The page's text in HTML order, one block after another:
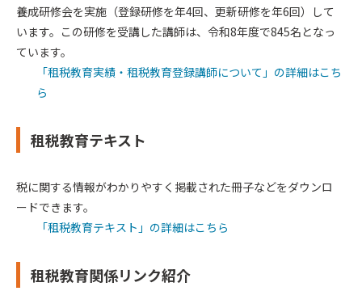
養成研修会を実施（登録研修を年4回、更新研修を年6回）して
います。この研修を受講した講師は、令和8年度で845名となっ
ています。
「租税教育実績・租税教育登録講師について」の詳細はこち
ら
租税教育テキスト
税に関する情報がわかりやすく掲載された冊子などをダウンロ
ードできます。
「租税教育テキスト」の詳細はこちら
租税教育関係リンク紹介